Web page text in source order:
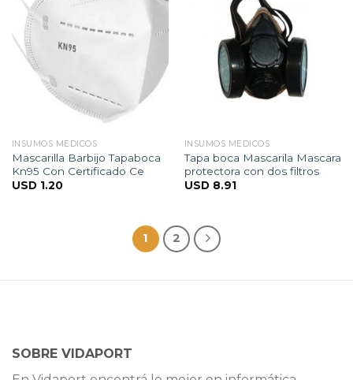
INSUMOS MEDICOS
Mascarilla Barbijo Tapaboca
Kn95 Con Certificado Ce
USD 1.20
INSUMOS MEDICOS
Tapa boca Mascarila Mascara
protectora con dos filtros
USD 8.91
1 2
SOBRE VIDAPORT